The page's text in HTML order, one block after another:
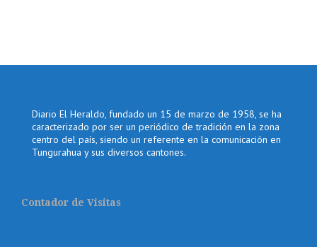
Diario El Heraldo, fundado un 15 de marzo de 1958, se ha
caracterizado por ser un periódico de tradición en la zona
centro del país, siendo un referente en la comunicación en
Tungurahua y sus diversos cantones.
Contador de Visitas